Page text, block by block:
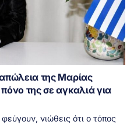
της Μαρίας
της σε αγκαλιά για
νιώθεις ότι ο τόπος